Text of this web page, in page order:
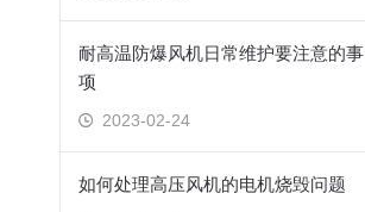
耐高温防爆风机日常维护要注意的事
项
2023-02-24
如何处理高压风机的电机烧毁问题